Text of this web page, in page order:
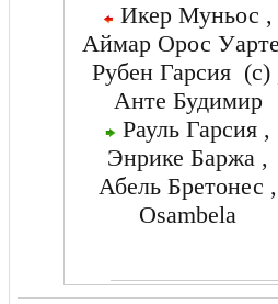
Икер Муньос ,
Аймар Орос
Рубен Гарсия (c)
Анте Будимир
Рауль Гарсия ,
Энрике Баржа ,
Абель Бретонес ,
Osambela